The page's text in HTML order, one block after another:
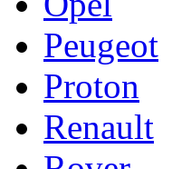
Peugeot
Proton
Renault